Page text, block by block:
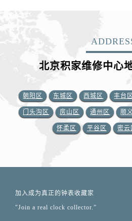
北京积家维修中心
朝阳区 东城区 西城区 丰台区
门头沟区 房山区 通州区 顺
怀柔区 平谷区 密云
加入成为真正的钟表收藏家
"Join a real clock collector.”